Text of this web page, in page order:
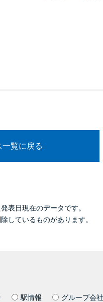
覧に戻る
表日現在のデータです。
しているものがあります。
駅情報 グループ会社